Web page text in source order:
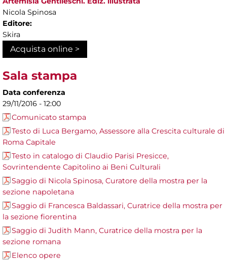
Nicola Spinosa
Editore:
Skira
Acquista online >
Sala stampa
Data conferenza
29/11/2016 - 12:00
Comunicato stampa
Testo di Luca Bergamo, Assessore alla Crescita culturale di
Roma Capitale
Testo in catalogo di Claudio Parisi Presicce,
Sovrintendente Capitolino ai Beni Culturali
Saggio di Nicola Spinosa, Curatore della mostra per la
sezione napoletana
Saggio di Francesca Baldassari, Curatrice della mostra per
la sezione fiorentina
Saggio di Judith Mann, Curatrice della mostra per la
sezione romana
Elenco opere